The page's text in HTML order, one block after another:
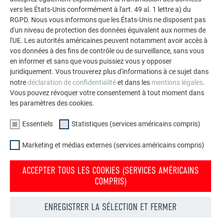
Commander gratuitement des prospectus PREFA
Toiture, façade, solaire, gouttières et protection contre les
vers les États-Unis conformément à l'art. 49 al. 1 lettre a) du
RGPD. Nous vous informons que les États-Unis ne disposent pas
d'un niveau de protection des données équivalent aux normes de
l'UE. Les autorités américaines peuvent notamment avoir accès à
vos données à des fins de contrôle ou de surveillance, sans vous
en informer et sans que vous puissiez vous y opposer
juridiquement. Vous trouverez plus d'informations à ce sujet dans
notredéclaration de confidentialitéet dans les mentions légales.
Vous pouvez révoquer votre consentement à tout moment dans
les paramètres des cookies.
Essentiels Statistiques (services américains compris)
Marketing et médias externes (services américains compris)
ACCEPTER TOUS LES COOKIES (SERVICES AMÉRICAINS
COMPRIS)
ENREGISTRER LA SÉLECTION ET FERMER